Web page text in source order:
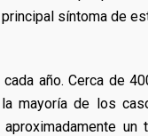
síntoma de
año. Cerca de
mayoría de los